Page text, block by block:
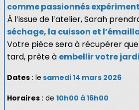
comme passionnés
À l’issue de l’atelier, Sarah
séchage, la cuisson et
Votre pièce sera à récupérer
tard, prête à embellir votre
Dates : le samedi 14 mars 2026
Horaires : de 10h00 à 16h00